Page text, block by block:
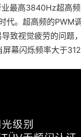
业最高3840Hz超高
代。超高频的PWM
致视觉疲劳的问题
幕闪烁频率大于